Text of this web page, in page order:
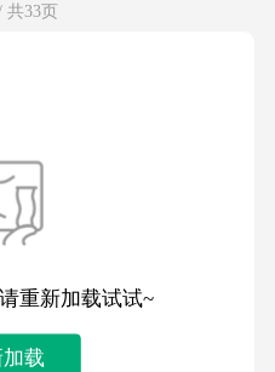
共33页
重新加载试试~
载